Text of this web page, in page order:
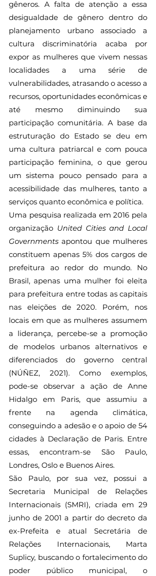
gêneros. A falta de atenção a essa
desigualdade de gênero dentro do
planejamento urbano associado a
cultura discriminatória acaba por
expor as mulheres que vivem nessas
localidades a uma série de
vulnerabilidades, atrasando o acesso a
recursos, oportunidades econômicas e
até mesmo diminuindo sua
participação comunitária. A base da
estruturação do Estado se deu em
uma cultura patriarcal e com pouca
participação feminina, o que gerou
um sistema pouco pensado para a
acessibilidade das mulheres, tanto a
serviços quanto econômica e política.
Uma pesquisa realizada em 2016 pela
organização United Cities and Local
Governments apontou que mulheres
constituem apenas 5% dos cargos de
prefeitura ao redor do mundo. No
Brasil, apenas uma mulher foi eleita
para prefeitura entre todas as capitais
nas eleições de 2020. Porém, nos
locais em que as mulheres assumem
a liderança, percebe-se a promoção
de modelos urbanos alternativos e
diferenciados do governo central
(NÚÑEZ, 2021). Como exemplos,
pode-se observar a ação de Anne
Hidalgo em Paris, que assumiu a
frente na agenda climática,
conseguindo a adesão e o apoio de 54
cidades à Declaração de Paris. Entre
essas, encontram-se São Paulo,
Londres, Oslo e Buenos Aires.
São Paulo, por sua vez, possui a
Secretaria Municipal de Relações
Internacionais (SMRI), criada em 29
junho de 2001 a partir do decreto da
ex-Prefeita e atual Secretária de
Relações Internacionais, Marta
Suplicy, buscando o fortalecimento do
poder público municipal, o